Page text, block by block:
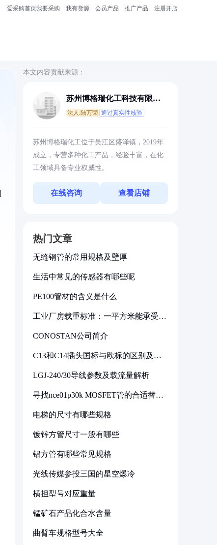
爱采购首页我要采购 我有货源 会员产品 推广产品 注册开店
本文内容贡献来源：
苏州博格瑞化工科技有限公
法人:陆万荣 通过真实性核验
苏州博格瑞化工位于吴江区盛泽镇，2019年
成立，专营多种化工产品，经验丰富，在化
工领域具备专业权威性。
在线咨询 查看店铺
热门文章
无缝钢管的常用规格及壁厚
生活中常见的传感器有哪些呢
PE100管材的含义是什么
工业厂房载重标准：一平方米能承受多
CONOSTAN公司简介
C13和C14插头国标与欧标的区别及其
LGJ-240/30导线参数及载流量解析
寻找nce01p30k MOSFET管的合适替代
电梯的尺寸有哪些规格
镀锌方管尺寸一般有哪些
铝方管有哪些常见规格
光线传媒参投三国的星空爆冷
横担型号对应重量
锰矿石产品化合水含量
曲臂车规格型号大全